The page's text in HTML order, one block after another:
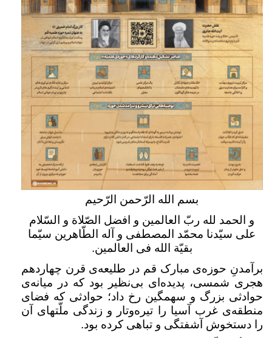
بسم الله الرّحمن الرّحیم
و الحمد لله ربّ العالمین و افضل الصّلاة و السّلام
علی سیّدنا محمّد المصطفی و آله الطّاهرین سیّما
بقیّة الله فی العالمین.
برآمدنِ حوزه‌ی مبارک قم در طلیعه‌ی قرن چهاردهم
هجری شمسی، پدیده‌ای بی‌نظیر بود که در میانه‌ی
حوادثی بزرگ و سهمگین رخ داد؛ حوادثی که فضای
منطقه‌ی غرب آسیا را تیره‌وتار و زندگی ملّتهای آن
را دستخوش آشفتگی و تباهی کرده بود.